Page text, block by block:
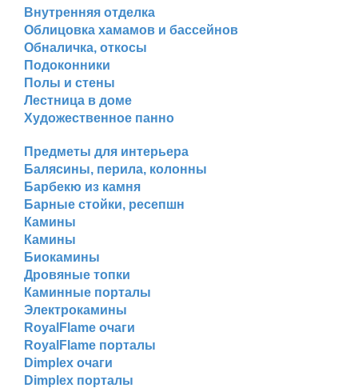
Внутренняя отделка
Облицовка хамамов и бассейнов
Обналичка, откосы
Подоконники
Полы и стены
Лестница в доме
Художественное панно
Предметы для интерьера
Балясины, перила, колонны
Барбекю из камня
Барные стойки, ресепшн
Камины
Камины
Биокамины
Дровяные топки
Каминные порталы
Электрокамины
RoyalFlame очаги
RoyalFlame порталы
Dimplex очаги
Dimplex порталы